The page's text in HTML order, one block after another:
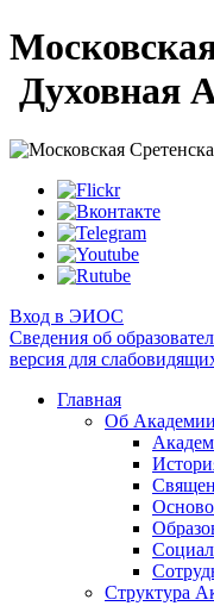
Духовная
Вход в ЭИОС
Сведения об
версия для
Главная
Об Академии
Структура